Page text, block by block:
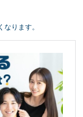
ります。